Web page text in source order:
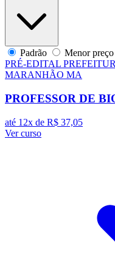
Padrão Menor preço
PRÉ-EDITAL
MARANHÃO MA
PROFESSOR DE
até 12x de R$ 37,05
Ver curso